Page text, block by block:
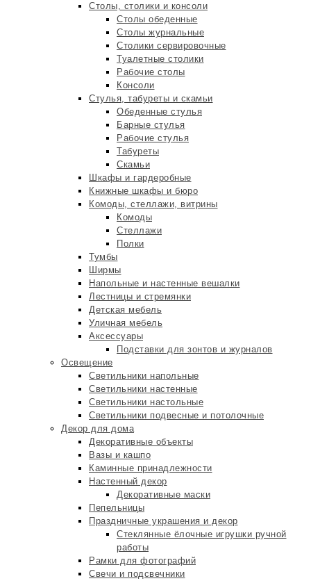
Столы, столики и консоли
Столы обеденные
Столы журнальные
Столики сервировочные
Туалетные столики
Рабочие столы
Консоли
Стулья, табуреты и скамьи
Обеденные стулья
Барные стулья
Рабочие стулья
Табуреты
Скамьи
Шкафы и гардеробные
Книжные шкафы и бюро
Комоды, стеллажи, витрины
Комоды
Стеллажи
Полки
Тумбы
Ширмы
Напольные и настенные вешалки
Лестницы и стремянки
Детская мебель
Уличная мебель
Аксессуары
Подставки для зонтов и журналов
Освещение
Светильники напольные
Светильники настенные
Светильники настольные
Светильники подвесные и потолочные
Декор для дома
Декоративные объекты
Вазы и кашпо
Каминные принадлежности
Настенный декор
Декоративные маски
Пепельницы
Праздничные украшения и декор
Стеклянные ёлочные игрушки ручной
работы
Рамки для фотографий
Свечи и подсвечники